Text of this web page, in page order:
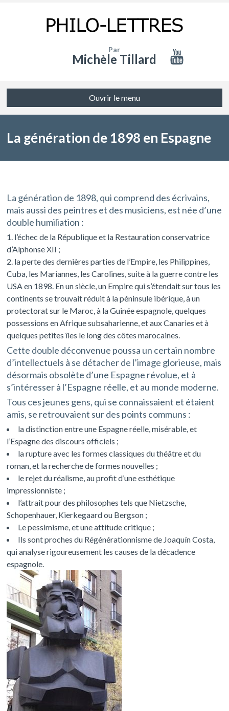
Par
Michèle Tillard
Ouvrir le menu
La génération de 1898 en Espagne
La génération de 1898, qui comprend des écrivains,
mais aussi des peintres et des musiciens, est née d’une
double humiliation :
l’échec de la République et la Restauration conservatrice
d’Alphonse XII ;
la perte des dernières parties de l’Empire, les Philippines,
Cuba, les Mariannes, les Carolines, suite à la guerre contre les
USA en 1898. En un siècle, un Empire qui s’étendait sur tous les
continents se trouvait réduit à la péninsule ibérique, à un
protectorat sur le Maroc, à la Guinée espagnole, quelques
possessions en Afrique subsaharienne, et aux Canaries et à
quelques petites îles le long des côtes marocaines.
Cette double déconvenue poussa un certain nombre
d’intellectuels à se détacher de l’image glorieuse, mais
désormais obsolète d’une Espagne révolue, et à
s’intéresser à l’Espagne réelle, et au monde moderne.
Tous ces jeunes gens, qui se connaissaient et étaient
amis, se retrouvaient sur des points communs :
la distinction entre une Espagne réelle, misérable, et
l’Espagne des discours officiels ;
la rupture avec les formes classiques du théâtre et du
roman, et la recherche de formes nouvelles ;
le rejet du réalisme, au profit d’une esthétique
impressionniste ;
l’attrait pour des philosophes tels que Nietzsche,
Schopenhauer, Kierkegaard ou Bergson ;
Le pessimisme, et une attitude critique ;
Ils sont proches du Régénérationnisme de Joaquín Costa,
qui analyse rigoureusement les causes de la décadence
espagnole.